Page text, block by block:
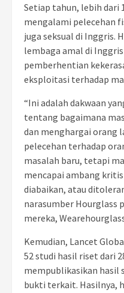
Setiap tahun, lebih dari
mengalami pelecehan
juga seksual di Inggris.
lembaga amal di
pemberhentian
eksploitasi terhadap
“Ini adalah dakwaan
tentang bagaimana
dan menghargai orang
pelecehan terhadap
masalah baru, tetapi
mencapai ambang
diabaikan, atau
narasumber Hourglass
mereka,
Kemudian, Lancet
52 studi hasil riset dari
mempublikasikan hasil
bukti terkait. Hasilnya,